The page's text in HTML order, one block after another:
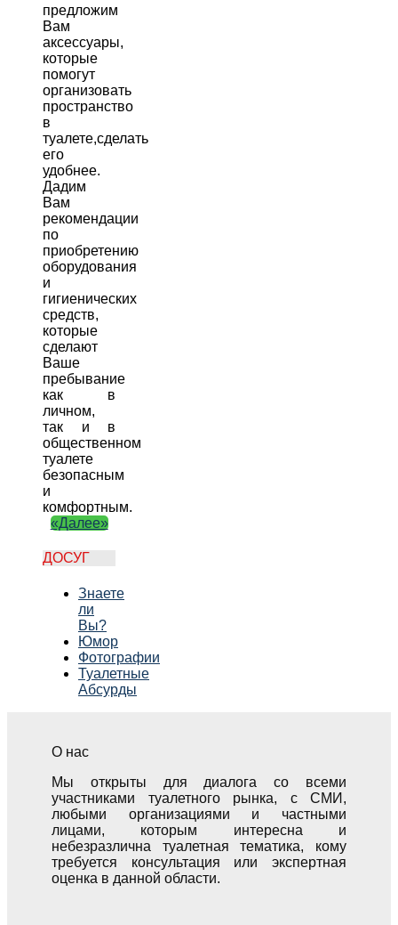
предложим
Вам
аксессуары,
которые
помогут
организовать
пространство
в
туалете,сделать
его
удобнее.
Дадим
Вам
рекомендации
по
приобретению
оборудования
и
гигиенических
средств,
которые
сделают
Ваше
пребывание
как в
личном,
так и в
общественном
туалете
безопасным
и
комфортным.
«Далее»
ДОСУГ
Знаете
ли
Вы?
Юмор
Фотографии
Туалетные
Абсурды
О нас
Мы открыты для диалога со всеми
участниками туалетного рынка, с СМИ,
любыми организациями и частными
лицами, которым интересна и
небезразлична туалетная тематика, кому
требуется консультация или экспертная
оценка в данной области.